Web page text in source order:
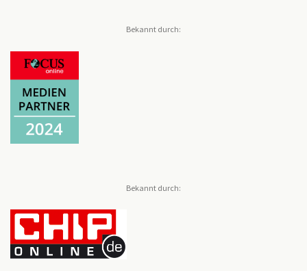
Bekannt durch:
Bekannt durch: